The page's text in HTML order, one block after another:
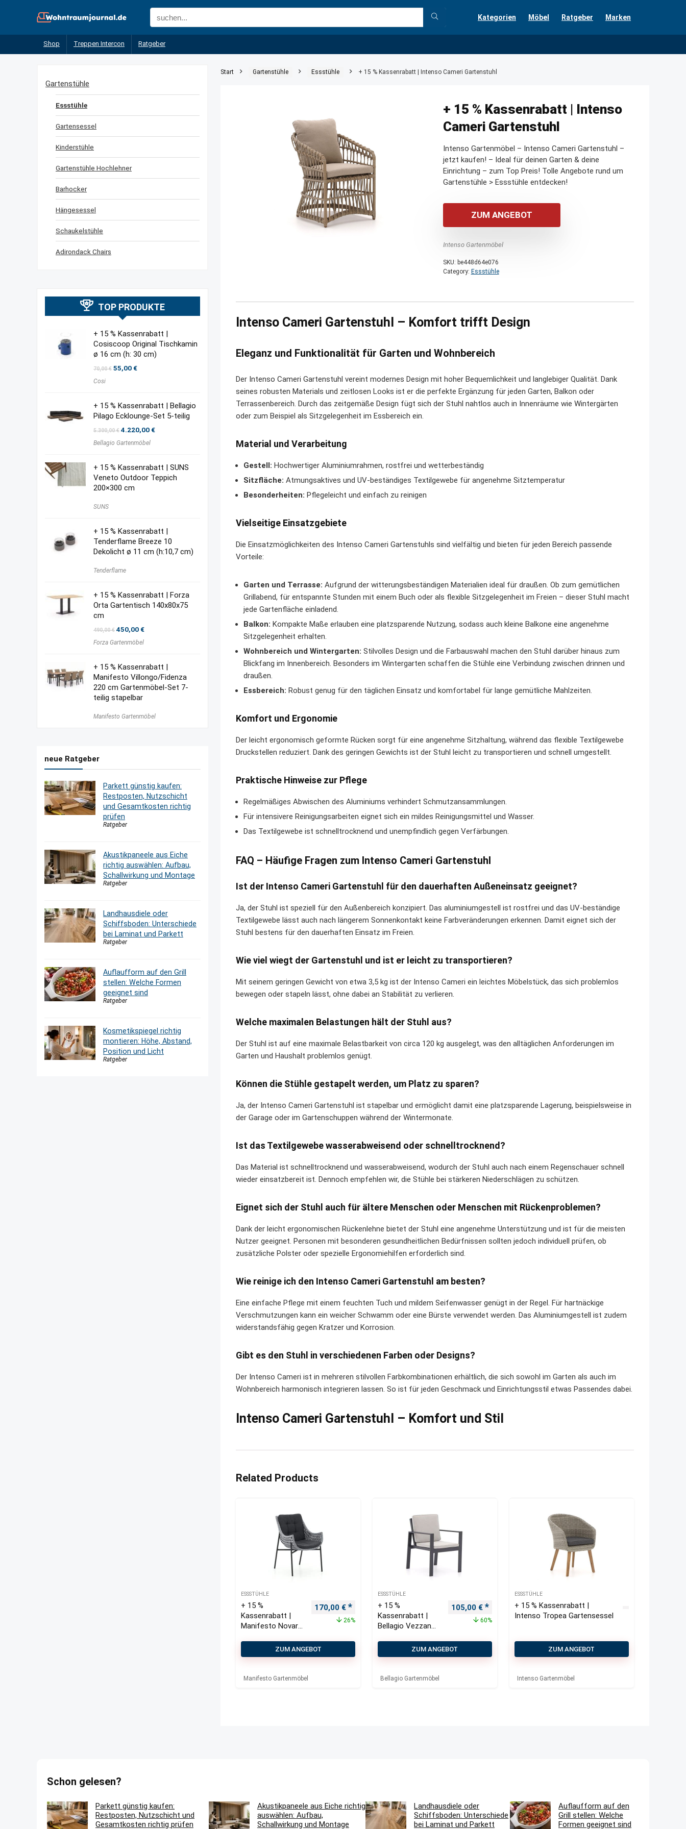
Kategorien Möbel Ratgeber Marken
Shop Treppen Intercon Ratgeber
Start Gartenstühle Essstühle + 15 % Kassenrabatt | Intenso Cameri Gartenstuhl
+ 15 % Kassenrabatt | Intenso
Cameri Gartenstuhl
Intenso Gartenmöbel – Intenso Cameri Gartenstuhl –
jetzt kaufen! – Ideal für deinen Garten & deine
Einrichtung – zum Top Preis! Tolle Angebote rund um
Gartenstühle > Essstühle entdecken!
ZUM ANGEBOT
Intenso Gartenmöbel
SKU: be448d64e076
Category: Essstühle
Intenso Cameri Gartenstuhl – Komfort trifft Design
Eleganz und Funktionalität für Garten und Wohnbereich
Der Intenso Cameri Gartenstuhl vereint modernes Design mit hoher Bequemlichkeit und langlebiger Qualität. Dank
seines robusten Materials und zeitlosen Looks ist er die perfekte Ergänzung für jeden Garten, Balkon oder
Terrassenbereich. Durch das zeitgemäße Design fügt sich der Stuhl nahtlos auch in Innenräume wie Wintergärten
oder zum Beispiel als Sitzgelegenheit im Essbereich ein.
Material und Verarbeitung
Gestell: Hochwertiger Aluminiumrahmen, rostfrei und wetterbeständig
Sitzfläche: Atmungsaktives und UV-beständiges Textilgewebe für angenehme Sitztemperatur
Besonderheiten: Pflegeleicht und einfach zu reinigen
Vielseitige Einsatzgebiete
Die Einsatzmöglichkeiten des Intenso Cameri Gartenstuhls sind vielfältig und bieten für jeden Bereich passende
Vorteile:
Garten und Terrasse: Aufgrund der witterungsbeständigen Materialien ideal für draußen. Ob zum gemütlichen
Grillabend, für entspannte Stunden mit einem Buch oder als flexible Sitzgelegenheit im Freien – dieser Stuhl macht
jede Gartenfläche einladend.
Balkon: Kompakte Maße erlauben eine platzsparende Nutzung, sodass auch kleine Balkone eine angenehme
Sitzgelegenheit erhalten.
Wohnbereich und Wintergarten: Stilvolles Design und die Farbauswahl machen den Stuhl darüber hinaus zum
Blickfang im Innenbereich. Besonders im Wintergarten schaffen die Stühle eine Verbindung zwischen drinnen und
draußen.
Essbereich: Robust genug für den täglichen Einsatz und komfortabel für lange gemütliche Mahlzeiten.
Komfort und Ergonomie
Der leicht ergonomisch geformte Rücken sorgt für eine angenehme Sitzhaltung, während das flexible Textilgewebe
Druckstellen reduziert. Dank des geringen Gewichts ist der Stuhl leicht zu transportieren und schnell umgestellt.
Praktische Hinweise zur Pflege
Regelmäßiges Abwischen des Aluminiums verhindert Schmutzansammlungen.
Für intensivere Reinigungsarbeiten eignet sich ein mildes Reinigungsmittel und Wasser.
Das Textilgewebe ist schnelltrocknend und unempfindlich gegen Verfärbungen.
FAQ – Häufige Fragen zum Intenso Cameri Gartenstuhl
Ist der Intenso Cameri Gartenstuhl für den dauerhaften Außeneinsatz geeignet?
Ja, der Stuhl ist speziell für den Außenbereich konzipiert. Das aluminiumgestell ist rostfrei und das UV-beständige
Textilgewebe lässt auch nach längerem Sonnenkontakt keine Farbveränderungen erkennen. Damit eignet sich der
Stuhl bestens für den dauerhaften Einsatz im Freien.
Wie viel wiegt der Gartenstuhl und ist er leicht zu transportieren?
Mit seinem geringen Gewicht von etwa 3,5 kg ist der Intenso Cameri ein leichtes Möbelstück, das sich problemlos
bewegen oder stapeln lässt, ohne dabei an Stabilität zu verlieren.
Welche maximalen Belastungen hält der Stuhl aus?
Der Stuhl ist auf eine maximale Belastbarkeit von circa 120 kg ausgelegt, was den alltäglichen Anforderungen im
Garten und Haushalt problemlos genügt.
Können die Stühle gestapelt werden, um Platz zu sparen?
Ja, der Intenso Cameri Gartenstuhl ist stapelbar und ermöglicht damit eine platzsparende Lagerung, beispielsweise in
der Garage oder im Gartenschuppen während der Wintermonate.
Ist das Textilgewebe wasserabweisend oder schnelltrocknend?
Das Material ist schnelltrocknend und wasserabweisend, wodurch der Stuhl auch nach einem Regenschauer schnell
wieder einsatzbereit ist. Dennoch empfehlen wir, die Stühle bei stärkeren Niederschlägen zu schützen.
Eignet sich der Stuhl auch für ältere Menschen oder Menschen mit Rückenproblemen?
Dank der leicht ergonomischen Rückenlehne bietet der Stuhl eine angenehme Unterstützung und ist für die meisten
Nutzer geeignet. Personen mit besonderen gesundheitlichen Bedürfnissen sollten jedoch individuell prüfen, ob
zusätzliche Polster oder spezielle Ergonomiehilfen erforderlich sind.
Wie reinige ich den Intenso Cameri Gartenstuhl am besten?
Eine einfache Pflege mit einem feuchten Tuch und mildem Seifenwasser genügt in der Regel. Für hartnäckige
Verschmutzungen kann ein weicher Schwamm oder eine Bürste verwendet werden. Das Aluminiumgestell ist zudem
widerstandsfähig gegen Kratzer und Korrosion.
Gibt es den Stuhl in verschiedenen Farben oder Designs?
Der Intenso Cameri ist in mehreren stilvollen Farbkombinationen erhältlich, die sich sowohl im Garten als auch im
Wohnbereich harmonisch integrieren lassen. So ist für jeden Geschmack und Einrichtungsstil etwas Passendes dabei.
Intenso Cameri Gartenstuhl – Komfort und Stil
Related Products
ESSSTÜHLE
+ 15 %
Kassenrabatt |
Manifesto Novara
Ursprünglicher Preis war: 230,00 €
170,00 € Aktueller Preis ist: 170,00 €.
26%
ZUM ANGEBOT
Manifesto Gartenmöbel
ESSSTÜHLE
+ 15 %
Kassenrabatt |
Bellagio Vezzano
Ursprünglicher Preis war: 260,00 €
105,00 € Aktueller Preis ist: 105,00 €.
60%
ZUM ANGEBOT
Bellagio Gartenmöbel
ESSSTÜHLE
+ 15 % Kassenrabatt |
Intenso Tropea Gartensessel
ZUM ANGEBOT
Intenso Gartenmöbel
Gartenstühle
Essstühle
Gartensessel
Kinderstühle
Gartenstühle Hochlehner
Barhocker
Hängesessel
Schaukelstühle
Adirondack Chairs
TOP PRODUKTE
+ 15 % Kassenrabatt |
Cosiscoop Original Tischkamin
ø 16 cm (h: 30 cm)
70,00€ Ursprünglicher
55,00€Aktueller
Cosi
+ 15 % Kassenrabatt | Bellagio
Pilago Ecklounge-Set 5-teilig
5.300,00€ Ursprünglicher
war:
4.220,00€Aktueller
Bellagio Gartenmöbel
+ 15 % Kassenrabatt | SUNS
Veneto Outdoor Teppich
200×300 cm
SUNS
+ 15 % Kassenrabatt |
Tenderflame Breeze 10
Dekolicht ø 11 cm (h:10,7 cm)
Tenderflame
+ 15 % Kassenrabatt | Forza
Orta Gartentisch 140x80x75
cm
490,00€ Ursprünglicher
war:
450,00€Aktueller
Forza Gartenmöbel
+ 15 % Kassenrabatt |
Manifesto Villongo/Fidenza
220 cm Gartenmöbel-Set 7-
teilig stapelbar
Manifesto Gartenmöbel
neue Ratgeber
Parkett günstig kaufen:
Restposten, Nutzschicht
und Gesamtkosten richtig
prüfen
Ratgeber
Akustikpaneele aus Eiche
richtig auswählen: Aufbau,
Schallwirkung und Montage
Ratgeber
Landhausdiele oder
Schiffsboden: Unterschiede
bei Laminat und Parkett
Ratgeber
Auflaufform auf den Grill
stellen: Welche Formen
geeignet sind
Ratgeber
Kosmetikspiegel richtig
montieren: Höhe, Abstand,
Position und Licht
Ratgeber
Schon gelesen?
Parkett günstig kaufen:
Restposten, Nutzschicht und
Gesamtkosten richtig prüfen
Akustikpaneele aus Eiche richtig
auswählen: Aufbau,
Schallwirkung und Montage
Landhausdiele oder
Schiffsboden: Unterschiede
bei Laminat und Parkett
Auflaufform auf den
Grill stellen: Welche
Formen geeignet sind